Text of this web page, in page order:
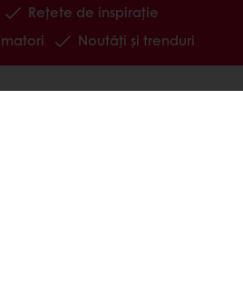
Rețete de inspirație
Noutăți și trenduri